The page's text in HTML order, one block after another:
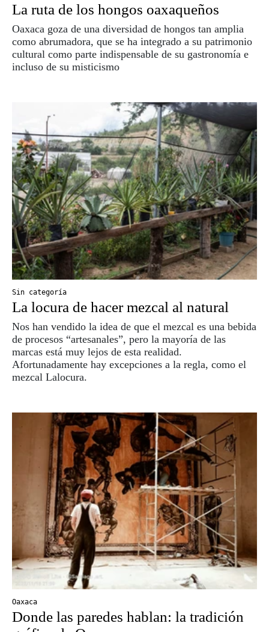
La ruta de los hongos oaxaqueños
Oaxaca goza de una diversidad de hongos tan amplia
como abrumadora, que se ha integrado a su patrimonio
cultural como parte indispensable de su gastronomía e
incluso de su misticismo
Sin categoría
La locura de hacer mezcal al natural
Nos han vendido la idea de que el mezcal es una bebida
de procesos “artesanales”, pero la mayoría de las
marcas está muy lejos de esta realidad.
Afortunadamente hay excepciones a la regla, como el
mezcal Lalocura.
Oaxaca
Donde las paredes hablan: la tradición